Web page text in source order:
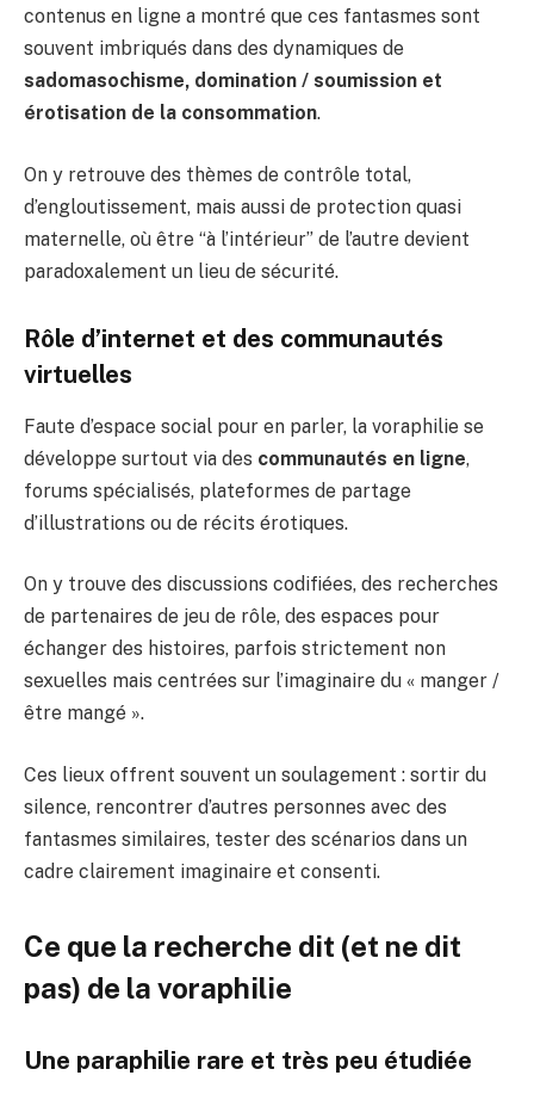
contenus en ligne a montré que ces fantasmes sont
souvent imbriqués dans des dynamiques de
sadomasochisme, domination / soumission et
érotisation de la consommation.
On y retrouve des thèmes de contrôle total,
d’engloutissement, mais aussi de protection quasi
maternelle, où être “à l’intérieur” de l’autre devient
paradoxalement un lieu de sécurité.
Rôle d’internet et des communautés
virtuelles
Faute d’espace social pour en parler, la voraphilie se
développe surtout via des communautés en ligne,
forums spécialisés, plateformes de partage
d’illustrations ou de récits érotiques.
On y trouve des discussions codifiées, des recherches
de partenaires de jeu de rôle, des espaces pour
échanger des histoires, parfois strictement non
sexuelles mais centrées sur l’imaginaire du « manger /
être mangé ».
Ces lieux offrent souvent un soulagement : sortir du
silence, rencontrer d’autres personnes avec des
fantasmes similaires, tester des scénarios dans un
cadre clairement imaginaire et consenti.
Ce que la recherche dit (et ne dit
pas) de la voraphilie
Une paraphilie rare et très peu étudiée